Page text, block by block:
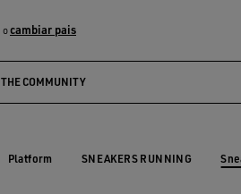
ocambiar pais
THE COMMUNITY
Platform SNEAKERS RUNNING